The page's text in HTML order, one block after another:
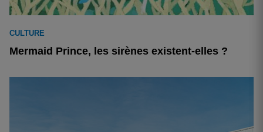
CULTURE
Mermaid Prince, les sirènes existent-elles ?